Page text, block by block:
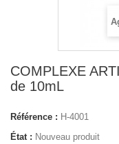
COMPLEXE
de 10mL
Référence : H-4001
État : Nouveau produit